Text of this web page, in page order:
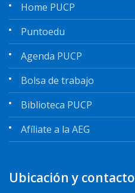
Home PUCP
Puntoedu
Agenda PUCP
Bolsa de trabajo
Biblioteca PUCP
Afíliate a la AEG
Ubicación y contacto